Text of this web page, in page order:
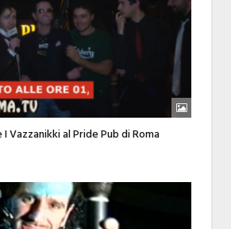
Vazzanikki al Pride Pub di Roma